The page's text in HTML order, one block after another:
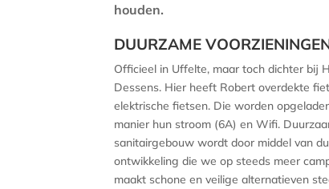
houden.
DUURZAME
Officieel in Uffelte, maar toch dichter bij
Dessens. Hier heeft Robert overdekte
elektrische fietsen. Die worden
manier hun stroom (6A) en Wifi.
sanitairgebouw wordt door middel van
ontwikkeling die we op steeds meer
maakt schone en veilige alternatieven